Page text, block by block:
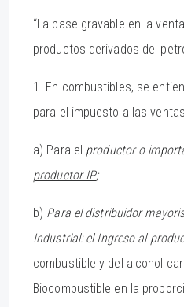
“La base gravable en la
productos derivados del
1. En combustibles, se
para el impuesto a las
a) Para el productor o
productor IP;
b) Para el distribuidor
Industrial: el Ingreso al
combustible y del alcohol
Biocombustible en la